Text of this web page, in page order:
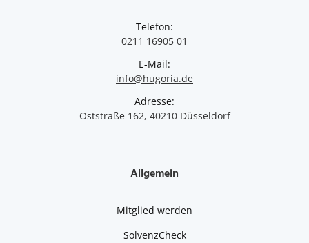
Telefon:
0211 16905 01
E-Mail:
info@hugoria.de
Adresse:
Oststraße 162, 40210 Düsseldorf
Allgemein
Mitglied werden
SolvenzCheck